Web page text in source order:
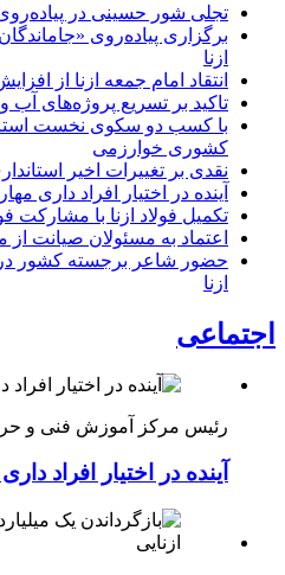
تجلی شور حسینی در پیاده‌روی
برگزاری پیاده‌روی
ازنا
انتقاد امام جمعه ازنا از
تاکید بر تسریع پروژه‌های آب
با کسب دو سکوی نخست
کشوری خوارزمی
نقدی بر تغییرات اخیر
آینده در اختیار افراد داری
تکمیل فولاد ازنا با مشارکت
اعتماد به مسئولان صیانت از
حضور شاعر برجسته کشور در
ازنا
اجتماعی
رئیس مرکز آموزش فنی و
آینده در اختیار افراد